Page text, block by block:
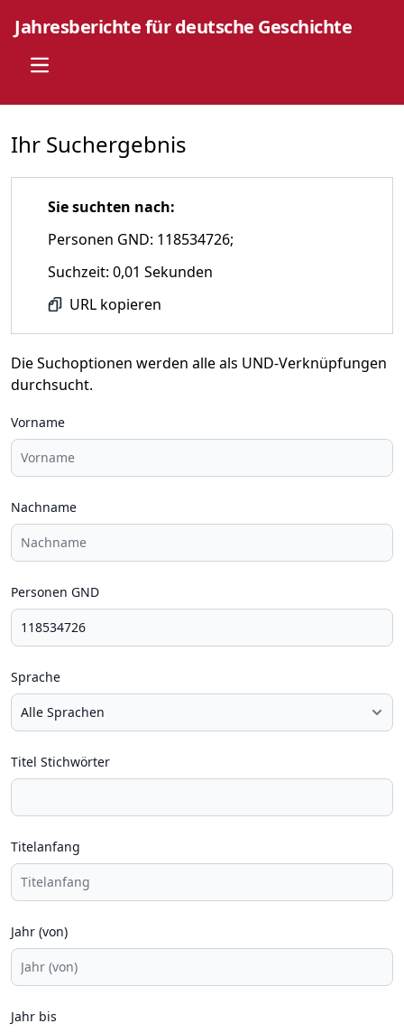
Jahresberichte für deutsche Geschichte
Open main menu
Ihr Suchergebnis
Sie suchten nach:
Personen GND: 118534726;
Suchzeit: 0,01 Sekunden
URL kopieren
Die Suchoptionen werden alle als UND-Verknüpfungen
durchsucht.
Vorname
Nachname
Personen GND
Sprache
Titel Stichwörter
Titelanfang
Jahr (von)
Jahr bis